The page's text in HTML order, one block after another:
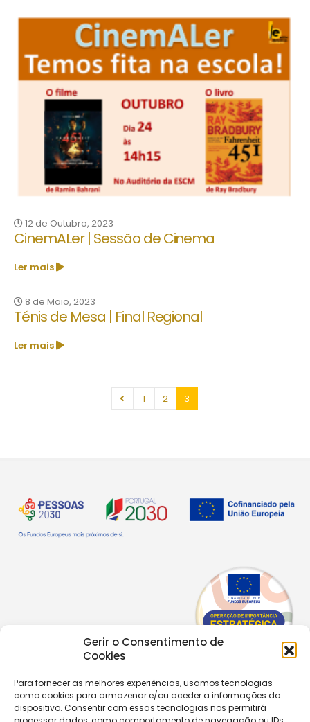
Gerir o Consentimento de
Cookies
Para fornecer as melhores experiências, usamos tecnologias
como cookies para armazenar e/ou aceder a informações do
dispositivo. Consentir com essas tecnologias nos permitirá
12 de Outubro, 2023
CinemALer | Sessão de Cinema
Ler mais
8 de Maio, 2023
Ténis de Mesa | Final Regional
Ler mais
1 2 3
Copyright © 2026 |Equipa de Comunicação Digital
Política de Privacidade| PPPDPAECM|PPRCIC